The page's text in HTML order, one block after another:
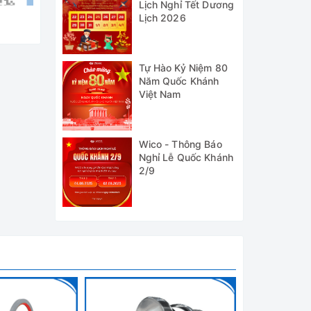
Lịch Nghỉ Tết Dương
Lịch 2026
Tự Hào Kỷ Niệm 80
Năm Quốc Khánh
Việt Nam
Wico - Thông Báo
Nghỉ Lễ Quốc Khánh
2/9